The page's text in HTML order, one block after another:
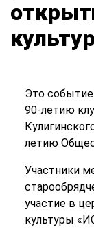
Это
90-летию
летию
Участники
участие в
культуры